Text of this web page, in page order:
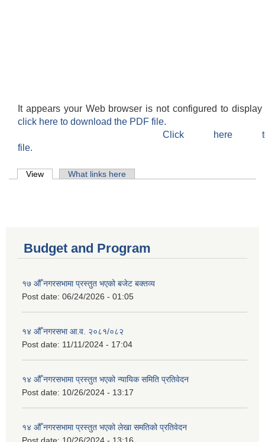
It appears your Web browser is not configured to
click here to download the PDF file.
Click here
file.
Primary tabs
View (active tab)What links here
Budget and Program
१७ औँ नगरसभामा प्रस्तुत भएको बजेट बक्तव्य
Post date: 06/24/2026 - 01:05
१४ औँ नगरसभा आ.व. २०८१/०८२
Post date: 11/11/2024 - 17:04
१४ औँ नगरसभामा प्रस्तुत भएको न्यायिक समिति प्रतिवेदन
Post date: 10/26/2024 - 13:17
१४ औँ नगरसभामा प्रस्तुत भएको लेखा समतिको प्रतिवेदन